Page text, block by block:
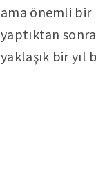
ama önemli bir
yaptıktan
yaklaşık bir yıl